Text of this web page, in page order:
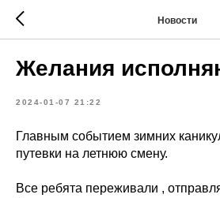
Новости
Желания
2024-01-07 21:22
Главным событием зимних
путевки на летнюю смену.
Все ребята переживали ,